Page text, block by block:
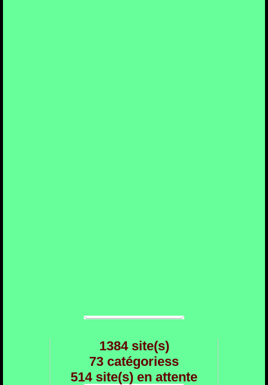
1384 site(s)
73 catégoriess
514 site(s) en attente